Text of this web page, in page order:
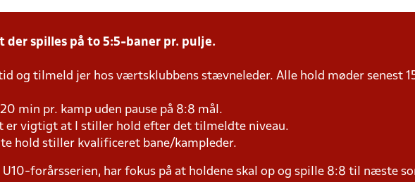
der spilles på to 5:5-baner pr. pulje.
og tilmeld jer hos værtsklubbens stævneleder. Alle hold møder senest
min pr. kamp uden pause på 8:8 mål.
er vigtigt at I stiller hold efter det tilmeldte niveau.
hold stiller kvalificeret bane/kampleder.
U10-forårsserien, har fokus på at holdene skal op og spille 8:8 til næste